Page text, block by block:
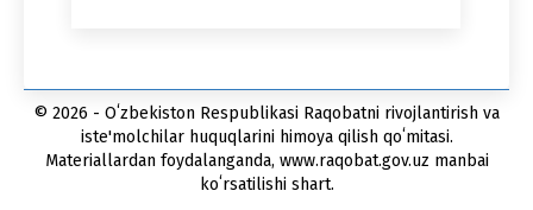
© 2026 - Oʻzbekiston Respublikasi Raqobatni rivojlantirish va
iste'molchilar huquqlarini himoya qilish qoʻmitasi.
Materiallardan foydalanganda, www.raqobat.gov.uz manbai
koʻrsatilishi shart.